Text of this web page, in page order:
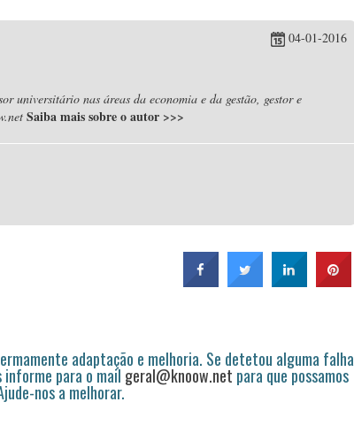
04-01-2016
universitário nas áreas da economia e da gestão, gestor e
Saiba mais sobre o autor >>>
adaptação e melhoria. Se detetou alguma falha
informe para o mail geral@knoow.net para que possamos
nos a melhorar.